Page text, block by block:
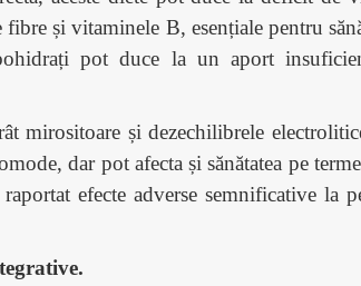
și vitaminele B, esențiale pentru
pot duce la un aport
mirositoare și dezechilibrele
dar pot afecta și sănătatea pe
efecte adverse semnificative la